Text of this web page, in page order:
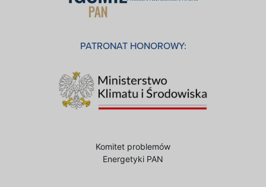
PATRONAT HONOROWY:
Komitet problemów
Energetyki PAN